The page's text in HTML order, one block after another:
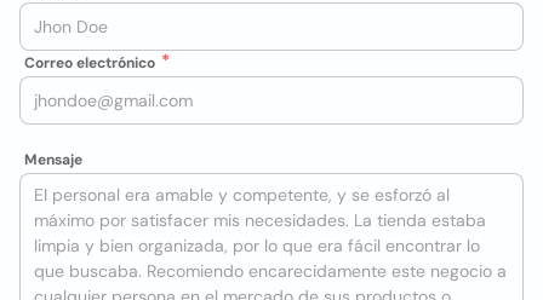
Correo electrónico
Mensaje